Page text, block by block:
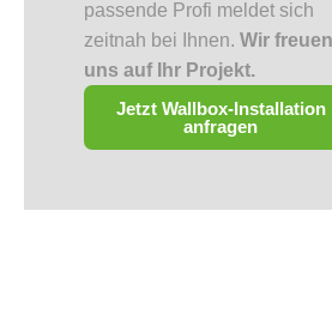
passende Profi meldet sich
zeitnah bei Ihnen. Wir freuen
uns auf Ihr Projekt.
Jetzt Wallbox‑Installation
anfragen